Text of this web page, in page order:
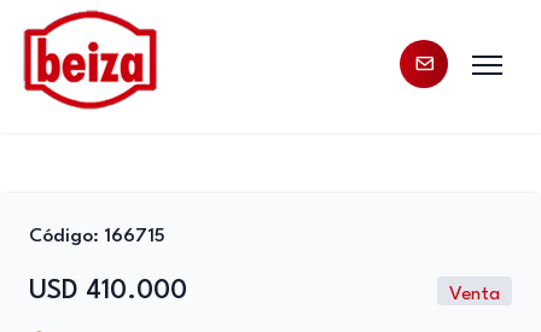
Código: 166715
USD 410.000 Venta